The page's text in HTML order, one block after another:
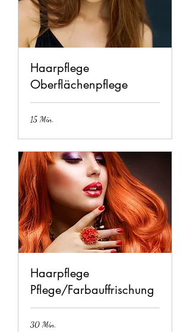
Haarpflege
Oberflächenpflege
15 Min.
Haarpflege
Pflege/Farbauffrischung
30 Min.